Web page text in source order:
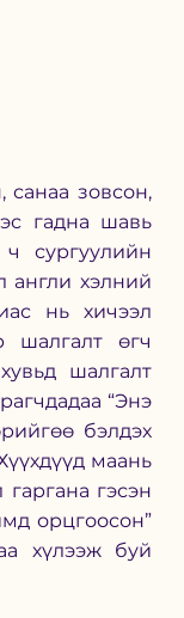
санаа зовсон,
гадна шавь
сургуулийн
нь хичээл
шалгалт өгч
шалгалт
“Энэ
бэлдэх
маань
гэсэн
орцгоосон”
хүлээж буй